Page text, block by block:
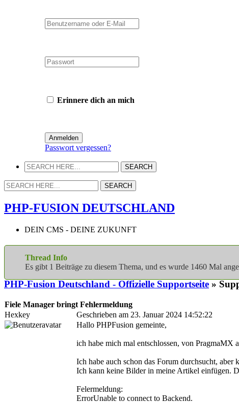
Erinnere dich an mich
Passwort vergessen?
PHP-FUSION DEUTSCHLAND
DEIN CMS - DEINE ZUKUNFT
Thread Info
Es gibt 1 Beiträge zu diesem Thema, und es wurde 1460 Mal
PHP-Fusion Deutschland - Offizielle Supportseite »
Fiele Manager bringt Fehlermeldung
Hexkey
Geschrieben am 23. Januar 2024 14:52:22
Hallo PHPFusion gemeinte,
ich habe mich mal entschlossen, von PragmaMX
Ich habe auch schon das Forum durchsucht,
Ich kann keine Bilder in meine Artikel einfügen.
Felermeldung:
ErrorUnable to connect to Backend.